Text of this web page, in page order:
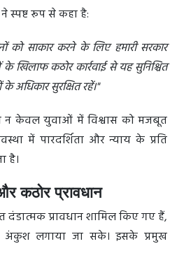
स्पष्ट रूप से कहा है:
को साकार करने के लिए हमारी सरकार
खिलाफ कठोर कार्रवाई से यह सुनिश्चित
के अधिकार सुरक्षित रहें।"
न केवल युवाओं में विश्वास को मजबूत
में पारदर्शिता और न्याय के प्रति
है।
कठोर प्रावधान
प्रावधान शामिल किए गए हैं,
अंकुश लगाया जा सके। इसके प्रमुख